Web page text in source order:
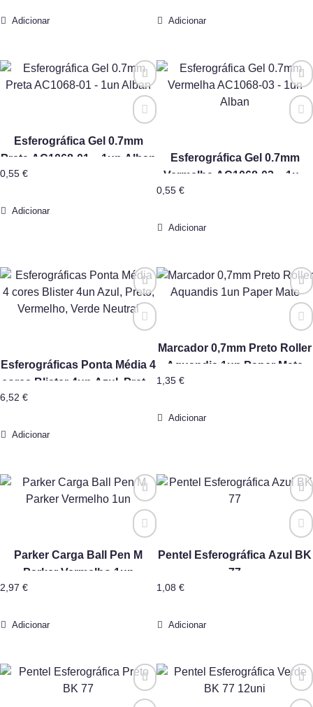
Adicionar Adicionar
Esferográfica Gel 0.7mm
Preta AC1068-01 – 1un Alban
0,55 €
Adicionar
Esferográfica Gel 0.7mm
Vermelha AC1068-03 – 1un
0,55 €
Adicionar
Esferográficas Ponta Média 4
cores Blister 4un Azul, Preto,
Vermelho, Verde Neutral
6,52 €
Adicionar
Marcador 0,7mm Preto Roller
Aquandis 1un Paper Mate
1,35 €
Adicionar
Parker Carga Ball Pen M
Parker Vermelho 1un
2,97 €
Adicionar
Pentel Esferográfica Azul BK
77
1,08 €
Adicionar